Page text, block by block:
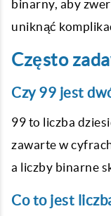
binarny, aby
uniknąć
Często
Czy 99 jest
99 to liczba
zawarte w
a liczby binarne
Co to jest